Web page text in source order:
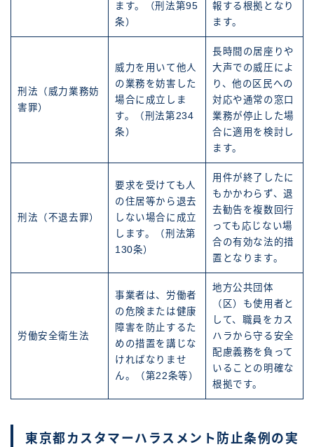
ます。（刑法第95
条）
報する根拠となり
ます。
刑法（威力業務妨
害罪）
威力を用いて他人
の業務を妨害した
場合に成立しま
す。（刑法第234
条）
長時間の居座りや
大声での威圧によ
り、他の区民への
対応や通常の窓口
業務が停止した場
合に適用を検討し
ます。
刑法（不退去罪）
要求を受けても人
の住居等から退去
しない場合に成立
します。（刑法第
130条）
用件が終了したに
もかかわらず、退
去勧告を複数回行
っても応じない場
合の有効な法的措
置となります。
労働安全衛生法
事業者は、労働者
の危険または健康
障害を防止するた
めの措置を講じな
ければなりませ
ん。（第22条等）
地方公共団体
（区）も使用者と
して、職員をカス
ハラから守る安全
配慮義務を負って
いることの明確な
根拠です。
東京都カスタマーハラスメント防止条例の実